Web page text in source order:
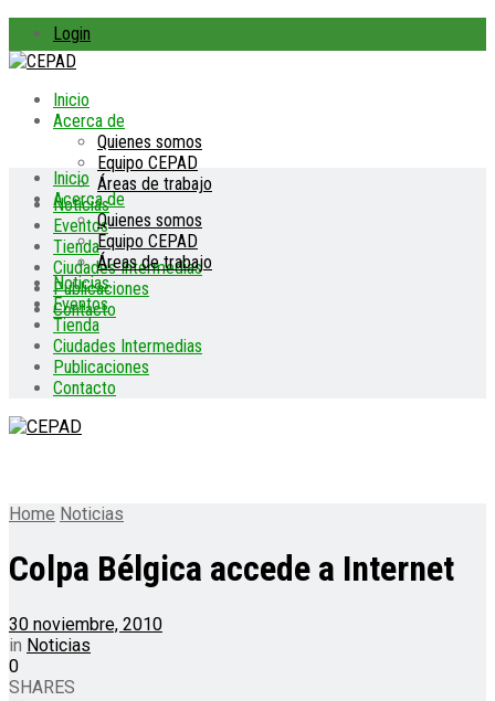
Login
Inicio
Acerca de
Quienes somos
Equipo CEPAD
Áreas de trabajo
Noticias
Eventos
Tienda
Ciudades Intermedias
Publicaciones
Contacto
Inicio
Acerca de
Quienes somos
Equipo CEPAD
Áreas de trabajo
Noticias
Eventos
Tienda
Ciudades Intermedias
Publicaciones
Contacto
Home Noticias
Colpa Bélgica accede a Internet
30 noviembre, 2010
in Noticias
0
SHARES